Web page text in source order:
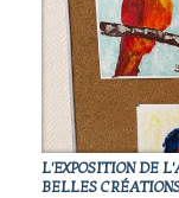
L'EXPOSITION DE
BELLES